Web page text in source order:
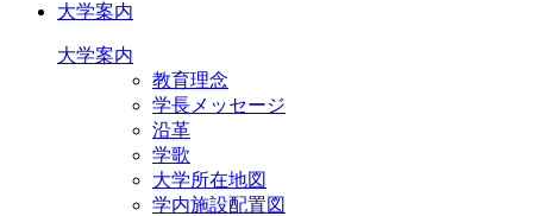
大学案内
大学案内
教育理念
学長メッセージ
沿革
学歌
大学所在地図
学内施設配置図